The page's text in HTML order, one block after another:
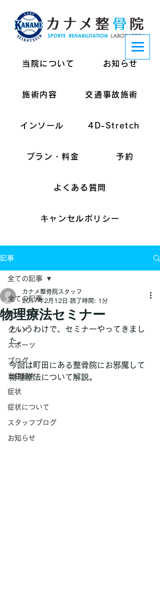
当院について お知らせ
施術内容 交通事故施術
インソール 4D-Stretch
プラン・料金 予約
よくある質問
キャンセルポリシー
記事
全ての記事
ケガ
グルメ
スポーツ
ブログ
当院紹介
症状
症状について
スタッフブログ
お知らせ
全ての記事
物理療法セミナー
カナメ整骨院スタッフ
2017年2月12日 読了時間: 1分
というわけで、セミナーやってきまし
た。
今回は町田にある整骨院にお邪魔して
物理療法について解説。